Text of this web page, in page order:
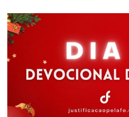
Deus escolheu antes da fundação
novo coração(Ef 1.4) para vermos e
pela fé em Jesus. Ele é o AMOR em
vida por nós. Creia em Jesus e viva o